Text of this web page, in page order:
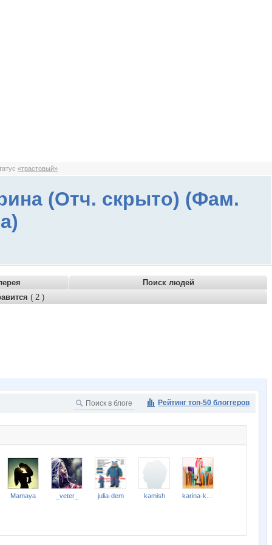
«трастовый»
(Отч. скрыто) (Фам.
Поиск людей
( 2 )
Рейтинг топ-50 блоггеров
Mamaya _veter_ julia-dem kamish